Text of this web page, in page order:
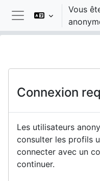
Passer au contenu
Panneau latéral
Vous
Connexion
Les utilisateurs
consulter les profils
connecter avec un
continuer.